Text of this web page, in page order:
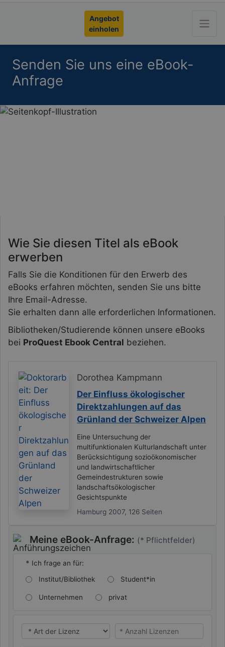
Angebot
einholen
Senden Sie uns eine eBook-
Anfrage
Wie Sie diesen Titel als eBook
erwerben
Falls Sie die Konditionen für den Erwerb des
eBooks erfahren möchten, senden Sie uns bitte
Ihre Email-Adresse.
Sie erhalten dann alle erforderlichen Informationen.
Bibliotheken/Studierende können unsere eBooks
bei ProQuest Ebook Central beziehen.
Dorothea Kampmann
Der Einfluss ökologischer
Direktzahlungen auf das
Grünland der Schweizer Alpen
Eine Untersuchung der
multifunktionalen Kulturlandschaft unter
Berücksichtigung sozioökonomischer
und landwirtschaftlicher
Gemeindestrukturen sowie
landschaftsökologischer
Gesichtspunkte
Hamburg 2007, 126 Seiten
Meine eBook-Anfrage: (* Pflichtfelder)
* Ich frage an für:
Institut/Bibliothek
Student*in
Unternehmen privat
* Ich benötige eine * Ich benötige eine